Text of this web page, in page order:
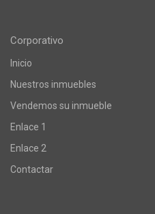
Corporativo
Inicio
Nuestros inmuebles
Vendemos su inmueble
Enlace 1
Enlace 2
Contactar